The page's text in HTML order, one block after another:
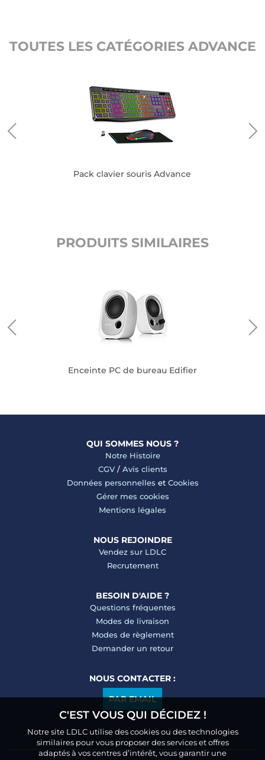
TOUTES LES CATÉGORIES ADVANCE
Pack clavier souris Advance
PRODUITS SIMILAIRES
Enceinte PC de bureau Edifier
QUI SOMMES NOUS ?
Notre Histoire
CGV/ Avis clients
Données personnelles et Cookies
Gérer mes cookies
Mentions légales
NOUS REJOINDRE
Vendez sur LDLC
Recrutement
BESOIN D'AIDE ?
Questions fréquentes
Modes de livraison
Modes de règlement
Demander un retour
NOUS CONTACTER :
PAR EMAIL
C'EST VOUS QUI DÉCIDEZ !
Notre site LDLC utilise des cookies ou des technologies
similaires pour vous proposer des services et offres
adaptés à vos centres d’intérêt, vous garantir une